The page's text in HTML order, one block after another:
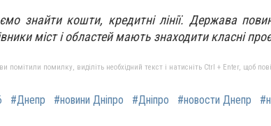
знайти кошти, кредитні лінії. Держава
міст і областей мають знаходити класні
помітили помилку, виділіть необхідний текст і натисніть Ctrl + Enter, щоб
#Днепр #новини Дніпро #Дніпро #новости Днепр